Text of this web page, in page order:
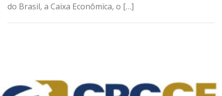
do Brasil, a Caixa Econômica, o […]